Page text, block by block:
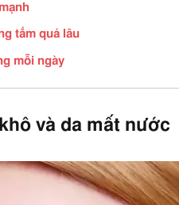
tắm quá lâu
mỗi ngày
và da mất nước